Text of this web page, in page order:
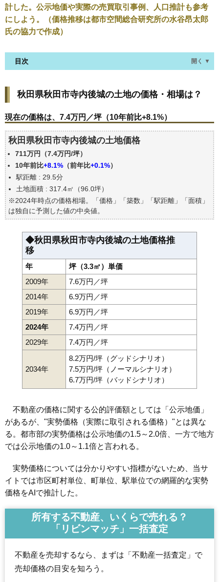
計した。公示地価や実際の売買取引事例、人口推計も参考
にしよう。（価格推移は都市空間総合研究所の水谷昂太郎
氏の協力で作成）
目次 開く ▼
現在の価格は、7.4万円／坪（10年前比+8.1%）
価格を詳細に分析しよう
秋田県秋田市寺内後城の土地の過去の売買事例
公示地価はいくら
エリアの将来性を人口予想から検討しよう
自分の年収でいくらの不動産が買える？
秋田県秋田市寺内後城の土地の価格・相場は？
現在の価格は、7.4万円／坪（10年前比+8.1%）
秋田県秋田市寺内後城の土地価格
711万円（7.4万円/坪）
10年前比+8.1% （前年比+0.1%）
駅距離 : 29.5分
土地面積 : 317.4㎡（96.0坪）
※2024年時点の価格相場。「価格」「築数」「駅距離」「面積」
は独自に予測した値の中央値。
◆秋田県秋田市寺内後城の土地価格推
移
年
坪（3.3㎡）単価
2009年
7.6万円／坪
2014年
6.9万円／坪
2019年
6.9万円／坪
2024年
7.4万円／坪
2029年
7.4万円／坪
2034年
8.2万円/坪（グッドシナリオ）
7.5万円/坪（ノーマルシナリオ）
6.7万円/坪（バッドシナリオ）
不動産の価格に関する公的評価額としては「公示地価」
があるが、"実勢価格（実際に取引される価格）"とは異な
る。都市部の実勢価格は公示地価の1.5～2.0倍、一方で地方
では公示地価の1.0～1.1倍と言われる。
実勢価格については分かりやすい指標がないため、当サ
イトでは市区町村単位、町単位、駅単位での網羅的な実勢
価格をAIで推計した。
所有する不動産、いくらで売れる？
「リビンマッチ」一括査定
不動産を売却するなら、まずは「不動産一括査定」で
売却価格の目安を知ろう。